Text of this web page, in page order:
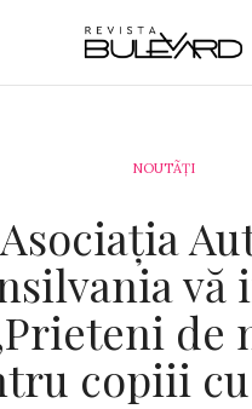
NOUTÃȚI
Asociația
vă
de
copiii